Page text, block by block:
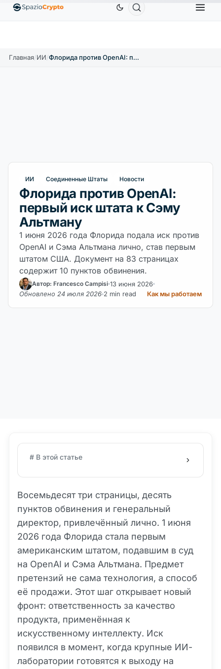
EthereumETH1 880,58 $ Tether USDT BNB
Главная/ИИ/ Флорида против OpenAI: первый иск штата к Сэму Альтману
ИИ Соединенные Штаты Новости
Флорида против OpenAI:
первый иск штата к Сэму
Альтману
1 июня 2026 года Флорида подала иск против
OpenAI и Сэма Альтмана лично, став первым
штатом США. Документ на 83 страницах
содержит 10 пунктов обвинения.
Автор: Francesco Campisi 13 июня 2026
Обновлено 24 июля 2026 2 min read Как мы работаем
# В этой статье
Восемьдесят три страницы, десять
пунктов обвинения и генеральный
директор, привлечённый лично. 1 июня
2026 года Флорида стала первым
американским штатом, подавшим в суд
на OpenAI и Сэма Альтмана. Предмет
претензий не сама технология, а способ
её продажи. Этот шаг открывает новый
фронт: ответственность за качество
продукта, применённая к
искусственному интеллекту. Иск
появился в момент, когда крупные ИИ-
лаборатории готовятся к выходу на